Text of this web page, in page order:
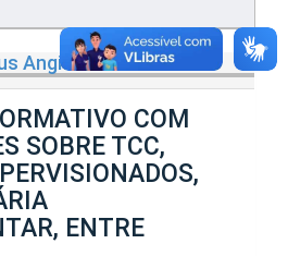
Angicos
COM
SOBRE TCC,
ENTRE